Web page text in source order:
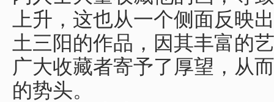
上升，这也从一个侧面反映
土三阳的作品，因其丰富的
广大收藏者寄予了厚望，从
的势头。